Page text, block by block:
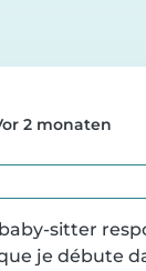
2 monaten
sitter
je débute